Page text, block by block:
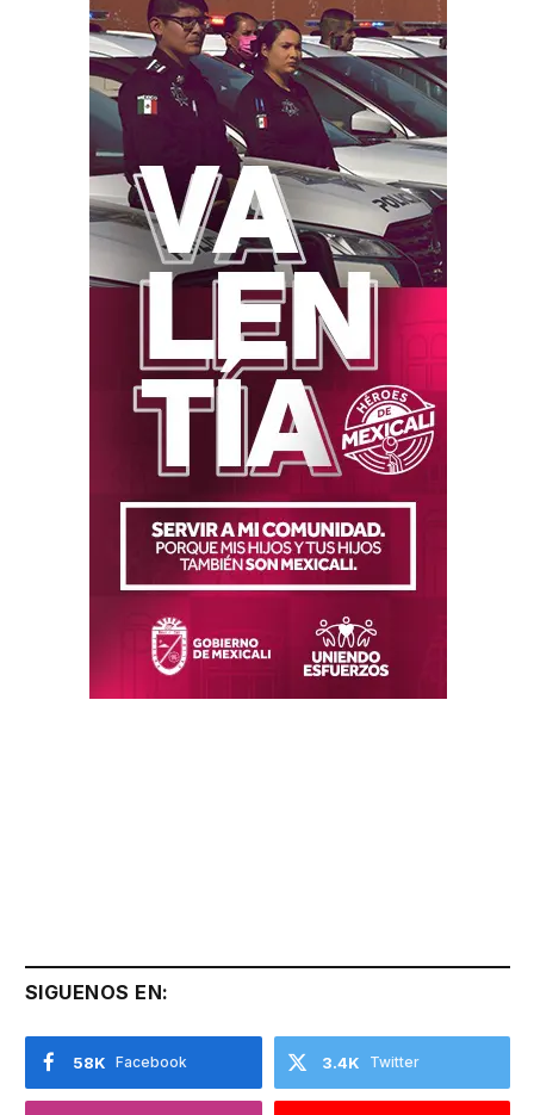
SIGUENOS EN:
Facebook
58K Twitter
3.4K